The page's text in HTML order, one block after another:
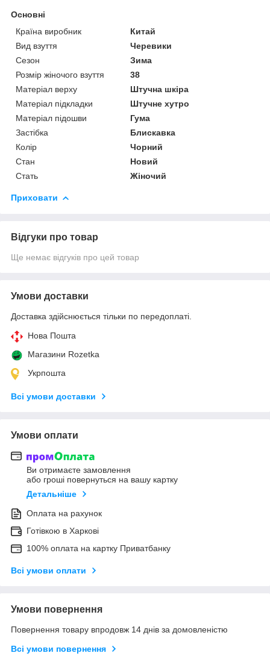
Основні
Країна виробник
Китай
Вид взуття
Черевики
Сезон
Зима
Розмір жіночого взуття
38
Матеріал верху
Штучна шкіра
Матеріал підкладки
Штучне хутро
Матеріал підошви
Гума
Застібка
Блискавка
Колір
Чорний
Стан
Новий
Стать
Жіночий
Приховати
Відгуки про товар
Ще немає відгуків про цей товар
Умови доставки
Доставка здійснюється тільки по передоплаті.
Нова Пошта
Магазини Rozetka
Укрпошта
Всі умови доставки
Умови оплати
Ви отримаєте замовлення
або гроші повернуться на вашу картку
Детальніше
Оплата на рахунок
Готівкою в Харкові
100% оплата на картку Приватбанку
Всі умови оплати
Умови повернення
Повернення товару впродовж 14 днів за домовленістю
Всі умови повернення